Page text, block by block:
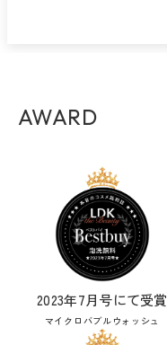
AWARD
2023年7月号にて受賞
マイクロバブルウォッシュ